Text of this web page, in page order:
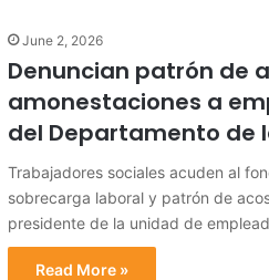
June 2, 2026
Denuncian patrón de
amonestaciones a
del Departamento de
Trabajadores sociales acuden al
sobrecarga laboral y patrón de
presidente de la unidad de
Read More »